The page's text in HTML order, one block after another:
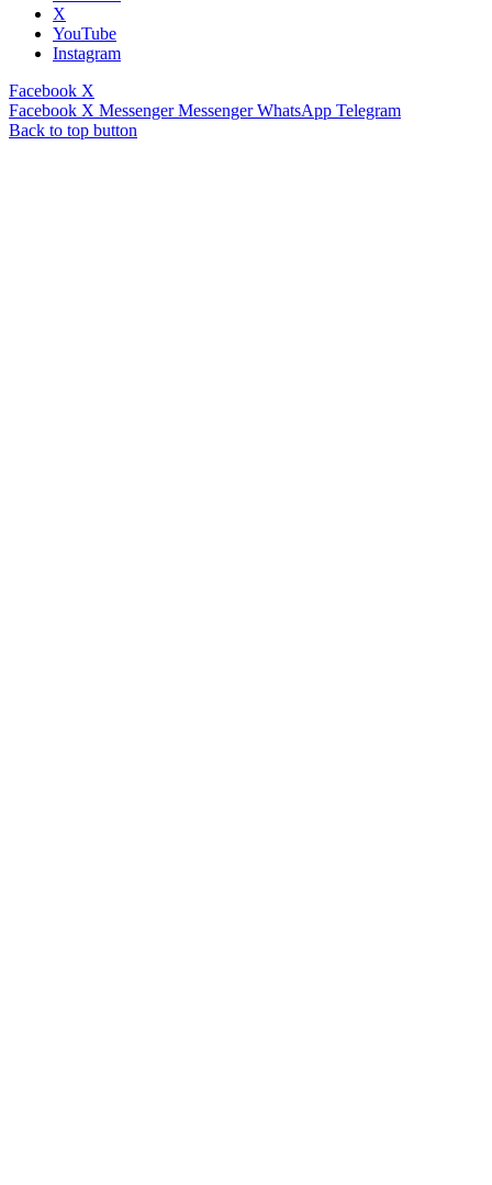
X
YouTube
Instagram
Facebook X
Facebook X Messenger Messenger WhatsApp Telegram
Back to top button